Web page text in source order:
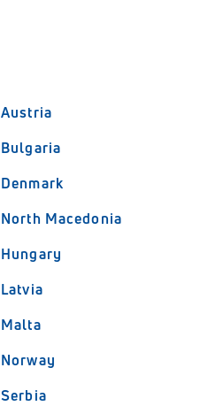
Austria
Bulgaria
Denmark
North Macedonia
Hungary
Latvia
Malta
Norway
Serbia